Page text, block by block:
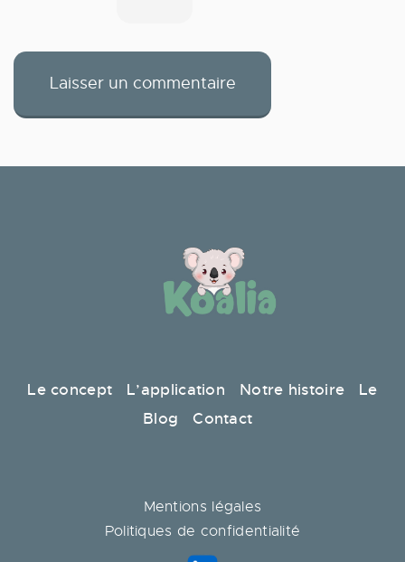
Le concept L’application Notre histoire
Le
Blog
Contact
Mentions légales
Politiques de confidentialité